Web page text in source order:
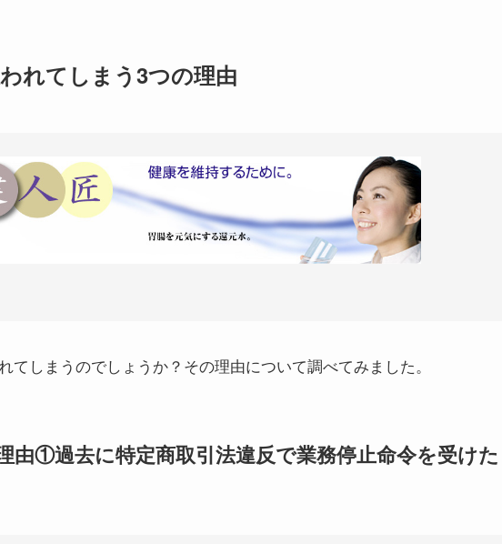
れてしまう3つの理由
てしまうのでしょうか？その理由について調べてみました。
由①過去に特定商取引法違反で業務停止命令を受けた